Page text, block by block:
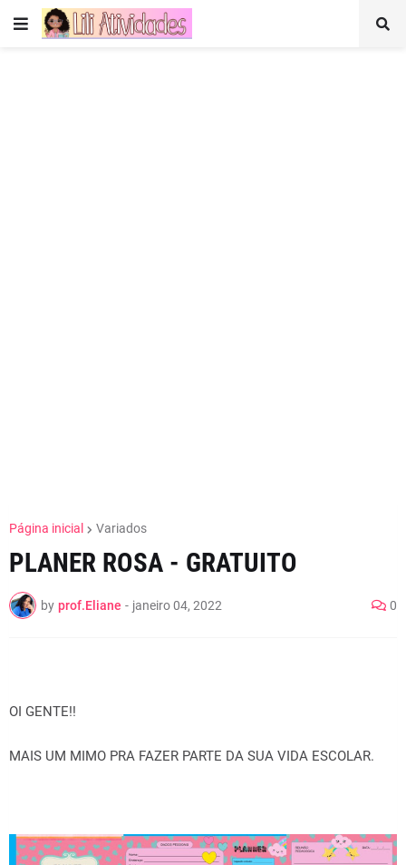
Página inicial Variados
PLANER ROSA - GRATUITO
by prof.Eliane - janeiro 04, 2022 0
OI GENTE!!
MAIS UM MIMO PRA FAZER PARTE DA SUA VIDA ESCOLAR.